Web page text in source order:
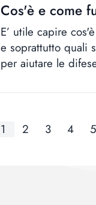
Cos'è e come
E’ utile capire
e soprattutto quali
per aiutare le
1 2 3 4 5